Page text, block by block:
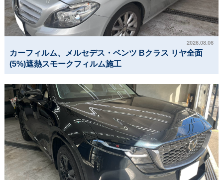
2026.08.06
カーフィルム、メルセデス・ベンツ Bクラス リヤ全面
(5%)遮熱スモークフィルム施工